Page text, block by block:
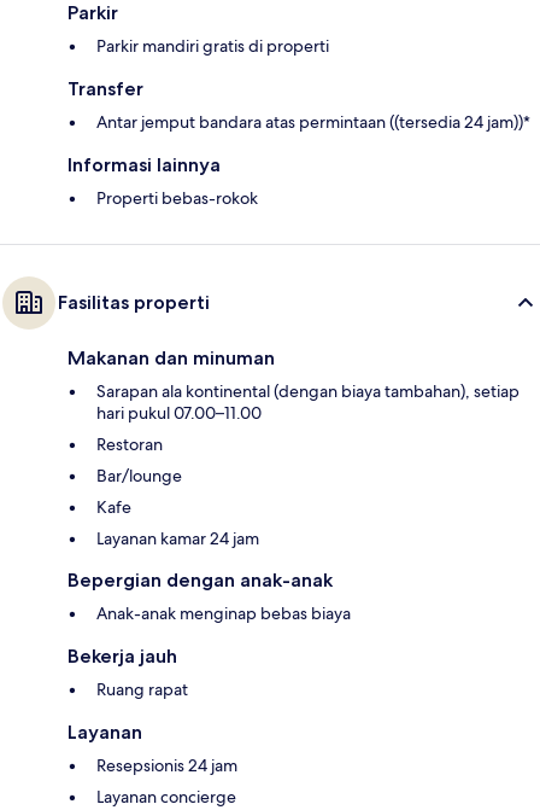
Parkir
Parkir mandiri gratis di properti
Transfer
Antar jemput bandara atas permintaan ((tersedia 24 jam))*
Informasi lainnya
Properti bebas-rokok
Fasilitas properti
Makanan dan minuman
Sarapan ala kontinental (dengan biaya tambahan), setiap
hari pukul 07.00–11.00
Restoran
Bar/lounge
Kafe
Layanan kamar 24 jam
Bepergian dengan anak-anak
Anak-anak menginap bebas biaya
Bekerja jauh
Ruang rapat
Layanan
Resepsionis 24 jam
Layanan concierge